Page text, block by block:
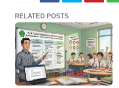
RELATED POSTS